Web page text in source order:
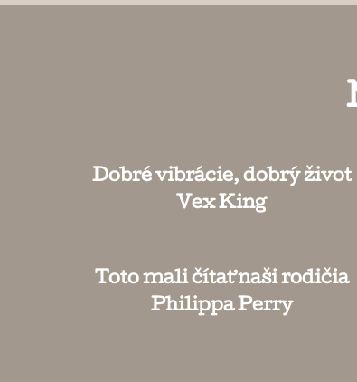
Dobré vibrácie, dobrý život
Vex King
Toto mali čítať naši rodičia
Philippa Perry